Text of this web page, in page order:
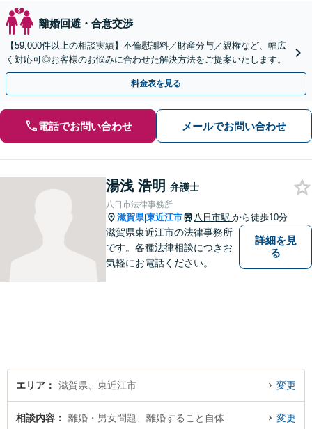
離婚回避・合意交渉
【59,000件以上の相談実績】不倫慰謝料／財産分与／親権など、幅広
く対応可◎お客様のお悩みに合わせた解決方法をご提案いたします。
料金表を見る
電話でお問い合わせ メールでお問い合わせ
湯浅 浩明 弁護士
八日市法律事務所
滋賀県|東近江市 八日市駅 から徒歩10分
滋賀県東近江市の法律事務所
です。各種法律相談につきお
気軽にお電話ください。
詳細を見
る
エリア 滋賀県、東近江市 変更
相談内容 離婚・男女問題、離婚すること自体 変更